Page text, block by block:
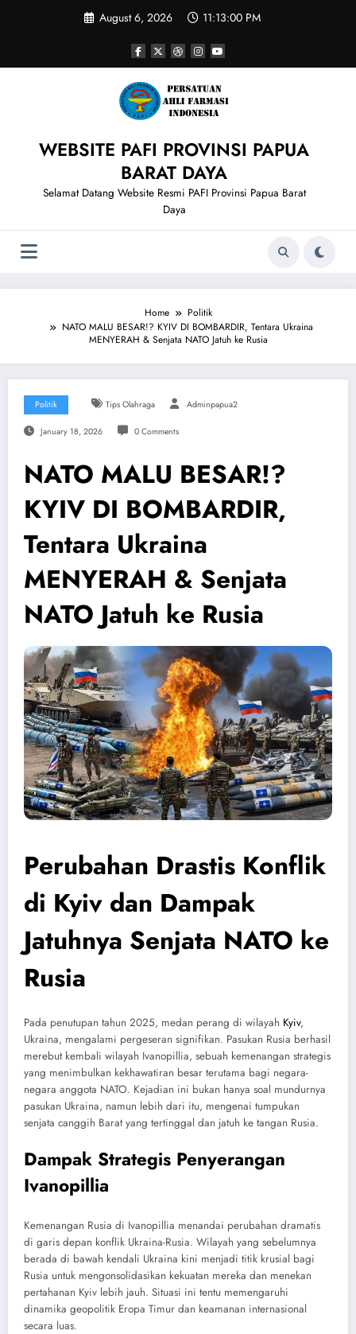
August 6, 2026 11:13:00 PM
WEBSITE PAFI PROVINSI PAPUA
BARAT DAYA
Selamat Datang Website Resmi PAFI Provinsi Papua Barat
Daya
Home
Politik
NATO MALU BESAR!? KYIV DI BOMBARDIR, Tentara Ukraina
MENYERAH & Senjata NATO Jatuh ke Rusia
Politik Tips Olahraga Adminpapua2
January 18, 2026 0 Comments
NATO MALU BESAR!?
KYIV DI BOMBARDIR,
Tentara Ukraina
MENYERAH & Senjata
NATO Jatuh ke Rusia
Perubahan Drastis Konflik
di Kyiv dan Dampak
Jatuhnya Senjata NATO ke
Rusia
Pada penutupan tahun 2025, medan perang di wilayah Kyiv,
Ukraina, mengalami pergeseran signifikan. Pasukan Rusia berhasil
merebut kembali wilayah Ivanopillia, sebuah kemenangan strategis
yang menimbulkan kekhawatiran besar terutama bagi negara-
negara anggota NATO. Kejadian ini bukan hanya soal mundurnya
pasukan Ukraina, namun lebih dari itu, mengenai tumpukan
senjata canggih Barat yang tertinggal dan jatuh ke tangan Rusia.
Dampak Strategis Penyerangan
Ivanopillia
Kemenangan Rusia di Ivanopillia menandai perubahan dramatis
di garis depan konflik Ukraina-Rusia. Wilayah yang sebelumnya
berada di bawah kendali Ukraina kini menjadi titik krusial bagi
Rusia untuk mengonsolidasikan kekuatan mereka dan menekan
pertahanan Kyiv lebih jauh. Situasi ini tentu memengaruhi
dinamika geopolitik Eropa Timur dan keamanan internasional
secara luas.